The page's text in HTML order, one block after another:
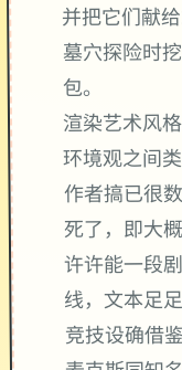
并把它们献
墓穴探险时
包。
渲染艺术风
环境观之间
作者搞已很
死了，即大
许许能一段
线，文本足
竞技设确借